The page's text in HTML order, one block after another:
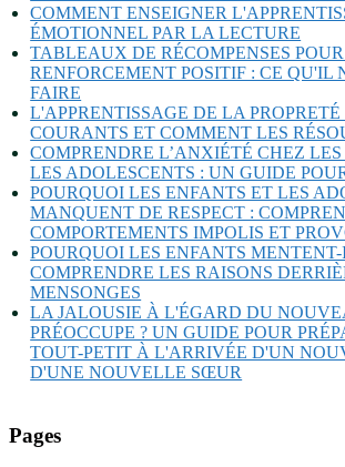
COMMENT ENSEIGNER
ÉMOTIONNEL PAR LA LECTURE
TABLEAUX DE RÉCOMPENSES
RENFORCEMENT POSITIF : CE QU'IL
FAIRE
L'APPRENTISSAGE DE LA PROPRETÉ
COURANTS ET COMMENT LES
COMPRENDRE L’ANXIÉTÉ CHEZ
LES ADOLESCENTS : UN GUIDE
POURQUOI LES ENFANTS ET LES
MANQUENT DE RESPECT :
COMPORTEMENTS IMPOLIS ET
POURQUOI LES ENFANTS MENTENT-
COMPRENDRE LES RAISONS
MENSONGES
LA JALOUSIE À L'ÉGARD DU
PRÉOCCUPE ? UN GUIDE POUR
TOUT-PETIT À L'ARRIVÉE D'UN
D'UNE NOUVELLE SŒUR
Pages